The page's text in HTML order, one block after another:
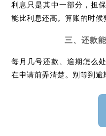
利息只是其中一部分，担
能比利息还高。算账的时候
三、还款
每月几号还款、逾期怎么
在申请前弄清楚。别等到逾